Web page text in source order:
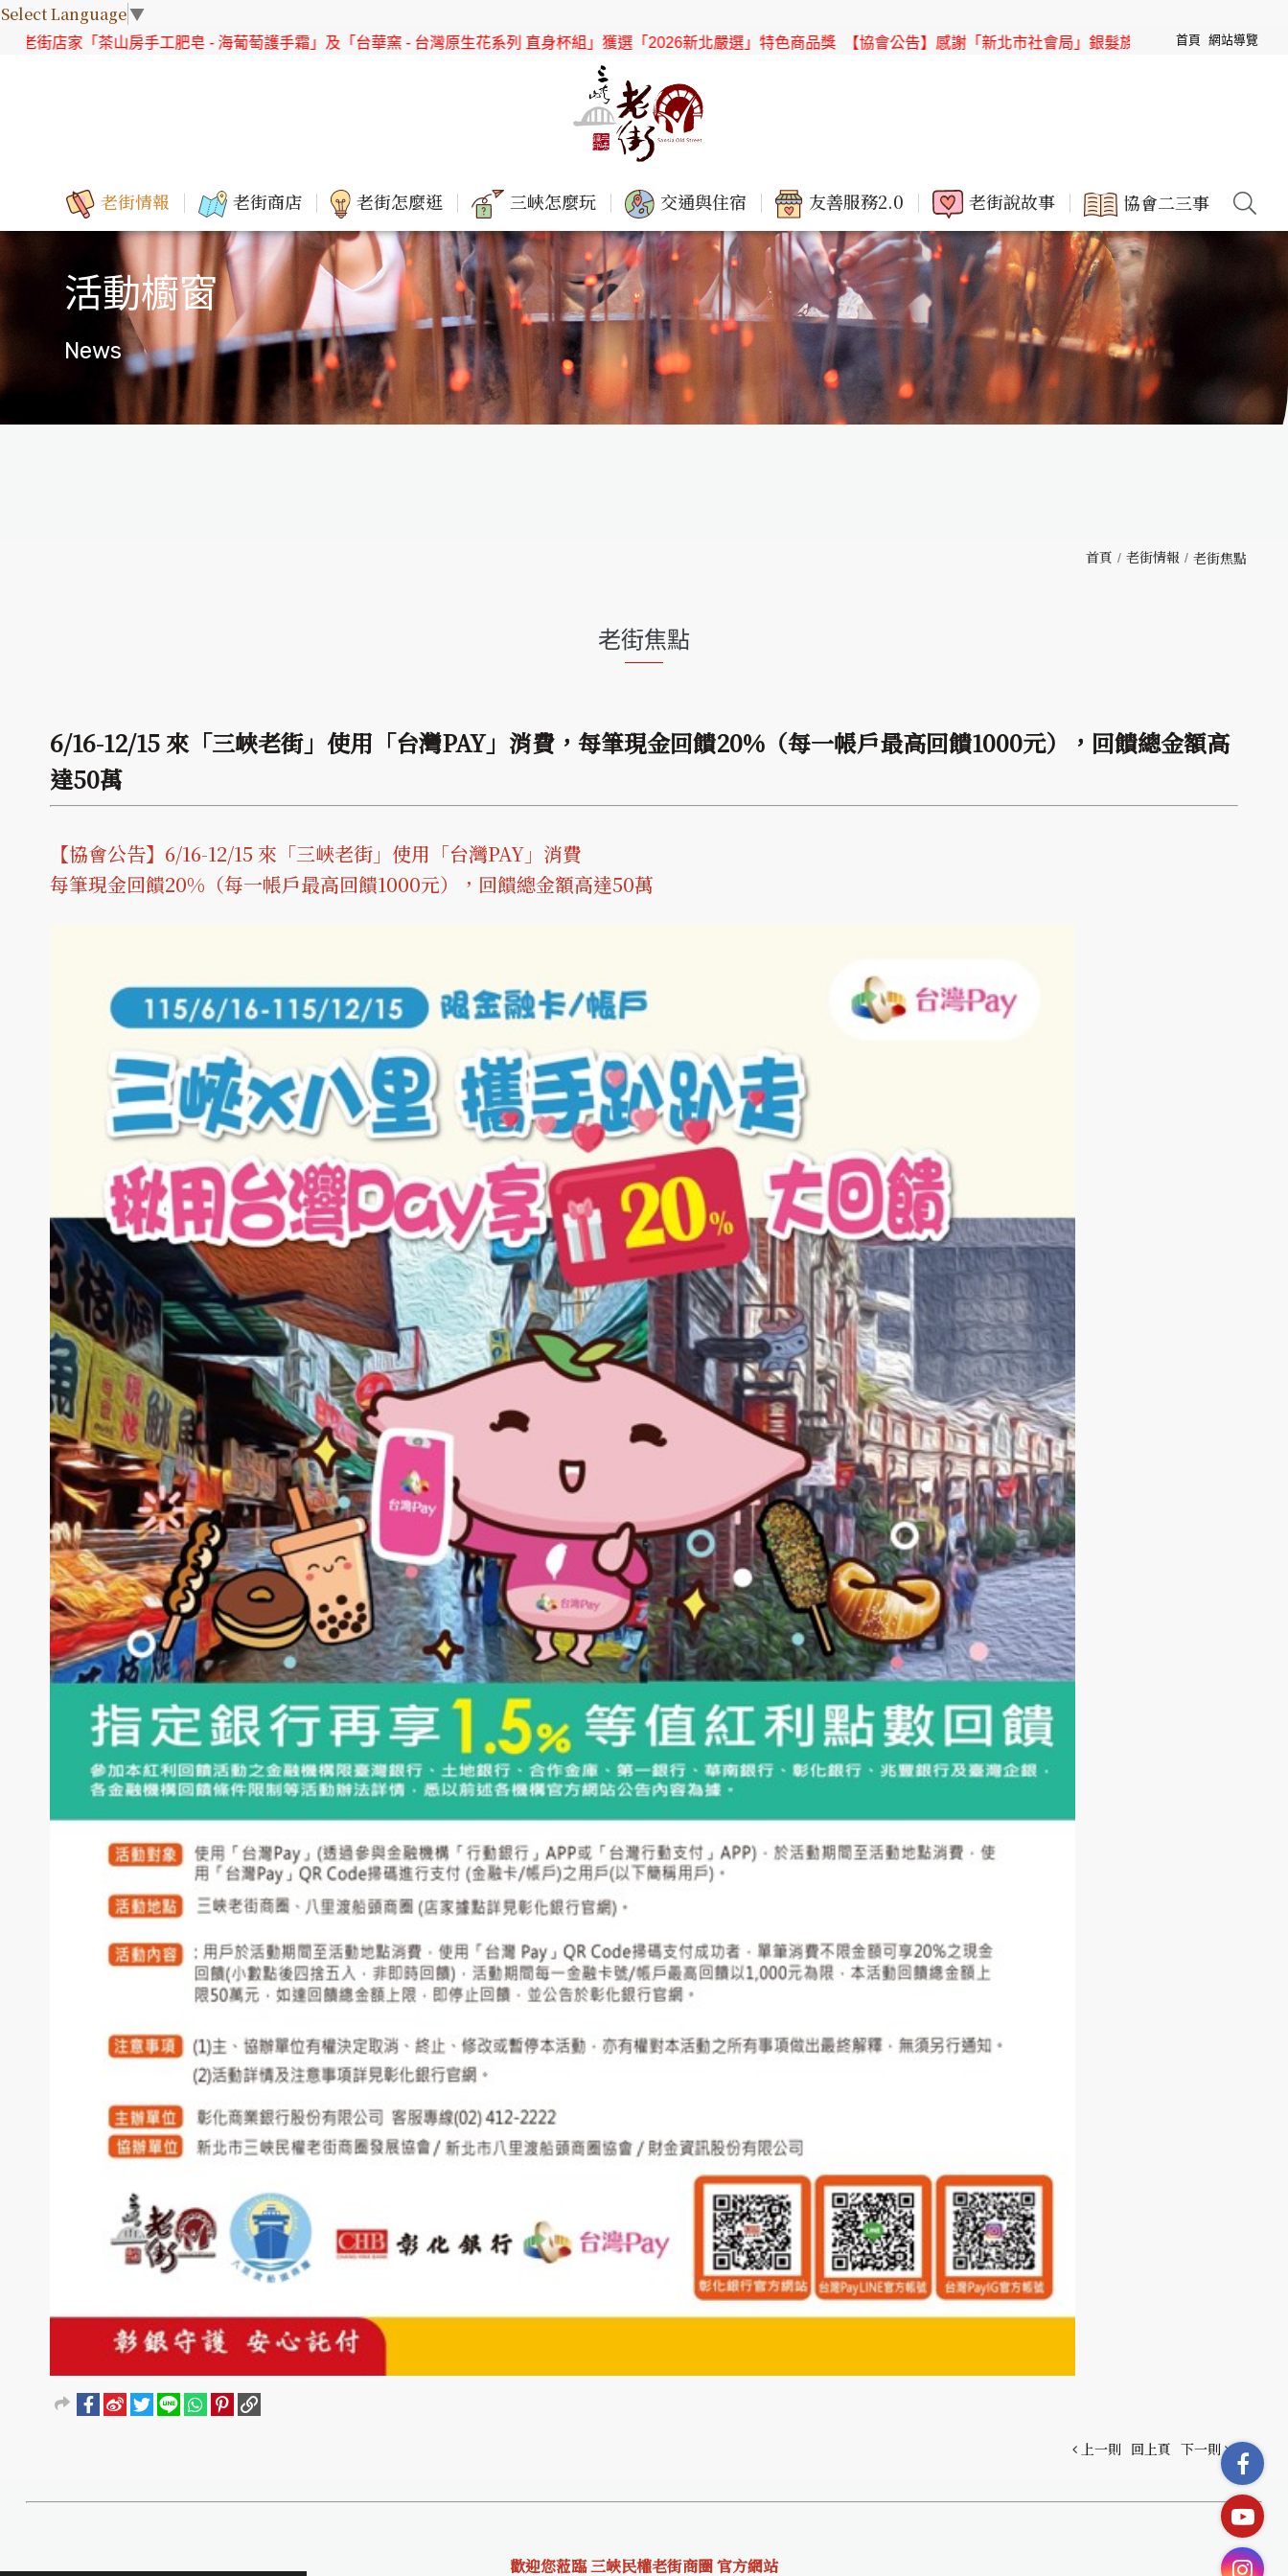
Select Language▼
房手工肥皂 - 海葡萄護手霜」及「台華窯 - 台灣原生花系列 直身杯組」獲選「2026新北嚴選」特色商品獎 【協會公告】感謝「新北市社會局」銀髮族節目「高年級超進化」來「三峽老街」
首頁 網站導覽
老街情報 老街商店 老街怎麼逛 三峽怎麼玩 交通與住宿 友善服務2.0 老街說故事 協會二三事
活動櫥窗
News
首頁 老街情報 老街焦點
老街焦點
6/16-12/15 來「三峽老街」使用「台灣PAY」消費，每筆現金回饋20%（每一帳戶最高回饋1000元），回饋總金額高
達50萬
【協會公告】6/16-12/15 來「三峽老街」使用「台灣PAY」消費
每筆現金回饋20%（每一帳戶最高回饋1000元），回饋總金額高達50萬
上一則 回上頁 下一則
歡迎您蒞臨 三峽民權老街商圈 官方網站